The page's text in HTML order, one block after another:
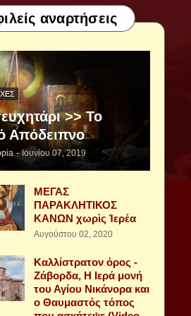
αναρτήσεις
>> Το
Απόδειπνο
- Ιουνίου 07, 2019
ΜΕΓΑΣ
ΠΑΡΑΚΛΗΤΙΚΟΣ
ΚΑΝΩΝ χωρὶς Ἱερέα
Αυγούστου 02, 2020
Καλλίστρατον όρος -
Ζάβορδα, Η Ιερά μονή
του Αγίου Νικάνορα και
ο Θαυμαστός τόπος